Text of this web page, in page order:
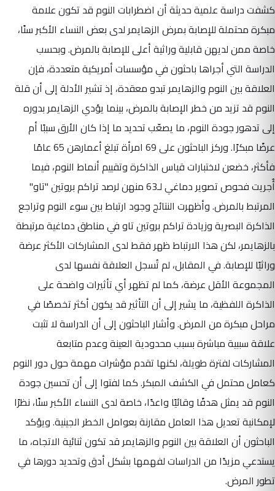
كشفت دراسة علمية حديثة أن اضطرابات النوم قد تكون علامة
مبكرة محتملة للإصابة بمرض الزهايمر لدى بعض النساء الأكبر سنًا،
خاصة ممن لديهن قابلية وراثية أعلى للإصابة بالمرض. وبحسب
الدراسة التي أجراها باحثون في مؤسسات أمريكية متعددة، فإن
العلاقة بين النوم والزهايمر تبدو معقدة، إذ تشير الأدلة إلى أن قلة
النوم قد تزيد من خطر الإصابة بالمرض، بينما يؤدي الزهايمر بدوره
إلى تدهور جودة النوم، ما يصعّب تحديد ما إذا كان الأرق سببًا أم
عرضًا مبكرًا. وركز الباحثون على 69 امرأة تبلغ أعمارهن 65 عامًا
فأكثر، خضعن لاختبارات قياس الذاكرة وتقييم أنماط النوم، فيما
أُجريت فحوص تصوير دماغي لـ63 منهن لرصد تراكم بروتين "تاو"
المرتبط بالمرض. وأظهرت النتائج وجود ارتباط بين سوء النوم وتراجع
الذاكرة البصرية وزيادة تراكم بروتين تاو في مناطق دماغية مرتبطة
بالزهايمر، لكن هذا الارتباط ظهر فقط لدى المشاركات الأكثر عرضة
وراثيًا للإصابة. في المقابل، لم تُسجل العلاقة نفسها لدى
المجموعة الأقل عرضة، كما لم تظهر أي تأثيرات واضحة على
الذاكرة اللفظية، ما يشير إلى أن التأثير قد يكون أكثر تخصصًا في
مراحل مبكرة من المرض. وأشار الباحثون إلى أن الدراسة لا تثبت
علاقة سببية مباشرة بسبب محدودية العينة وعدم متابعة
المشاركات لفترة طويلة، لكنها تقدم مؤشرات مهمة حول دور النوم
كعامل محتمل في الكشف المبكر. كما لفتوا إلى أن تحسين جودة
النوم قد يمثل هدفًا وقائيًا واعدًا، خاصة لدى النساء الأكبر سنًا، نظرًا
لإمكانية تعديل هذا العامل مقارنة بعوامل الخطر الجينية. ويؤكد
الباحثون أن العلاقة بين النوم والزهايمر قد تكون ثنائية الاتجاه، ما
يستدعي مزيدًا من الدراسات لفهمها بشكل أدق وتحديد دورها في
تطور المرض.